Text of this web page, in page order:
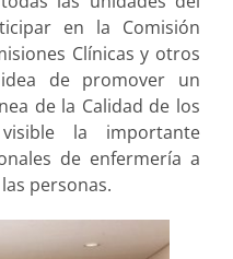
en la Comisión
Clínicas y otros
de promover un
de la Calidad de los
la importante
de enfermería a
personas.